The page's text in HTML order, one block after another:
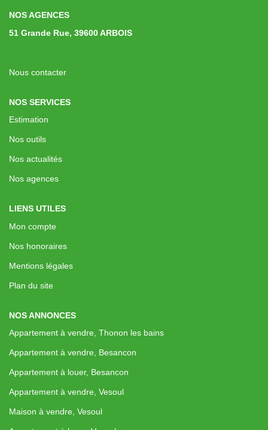
NOS AGENCES
51 Grande Rue, 39600 ARBOIS
Nous contacter
NOS SERVICES
Estimation
Nos outils
Nos actualités
Nos agences
LIENS UTILES
Mon compte
Nos honoraires
Mentions légales
Plan du site
NOS ANNONCES
Appartement à vendre, Thonon les bains
Appartement à vendre, Besancon
Appartement à louer, Besancon
Appartement à vendre, Vesoul
Maison à vendre, Vesoul